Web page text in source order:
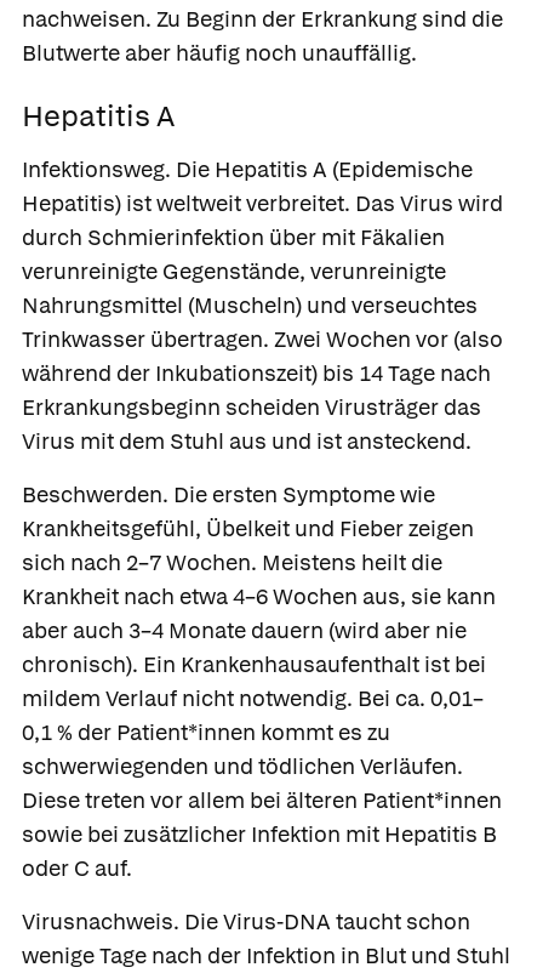
nachweisen. Zu Beginn der Erkrankung sind die
Blutwerte aber häufig noch unauffällig.
Hepatitis A
Infektionsweg. Die Hepatitis A (Epidemische
Hepatitis) ist weltweit verbreitet. Das Virus wird
durch Schmierinfektion über mit Fäkalien
verunreinigte Gegenstände, verunreinigte
Nahrungsmittel (Muscheln) und verseuchtes
Trinkwasser übertragen. Zwei Wochen vor (also
während der Inkubationszeit) bis 14 Tage nach
Erkrankungsbeginn scheiden Virusträger das
Virus mit dem Stuhl aus und ist ansteckend.
Beschwerden. Die ersten Symptome wie
Krankheitsgefühl, Übelkeit und Fieber zeigen
sich nach 2–7 Wochen. Meistens heilt die
Krankheit nach etwa 4–6 Wochen aus, sie kann
aber auch 3–4 Monate dauern (wird aber nie
chronisch). Ein Krankenhausaufenthalt ist bei
mildem Verlauf nicht notwendig. Bei ca. 0,01–
0,1 % der Patient*innen kommt es zu
schwerwiegenden und tödlichen Verläufen.
Diese treten vor allem bei älteren Patient*innen
sowie bei zusätzlicher Infektion mit Hepatitis B
oder C auf.
Virusnachweis. Die Virus-DNA taucht schon
wenige Tage nach der Infektion in Blut und Stuhl